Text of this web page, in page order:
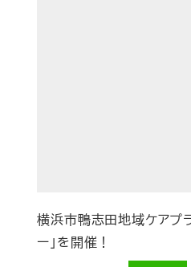
横浜市鴨志田地域ケアプ
ー」を開催！